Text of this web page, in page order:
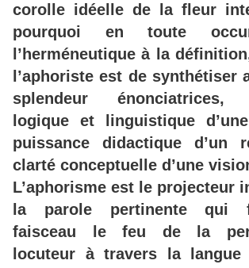
corolle idéelle de la fleur
pourquoi en toute
l’herméneutique à la
l’aphoriste est de synthétiser
splendeur énonciatrices,
logique et linguistique
puissance didactique d’un
clarté conceptuelle d’une
L’aphorisme est le projecteur
la parole pertinente qui
faisceau le feu de la
locuteur à travers la